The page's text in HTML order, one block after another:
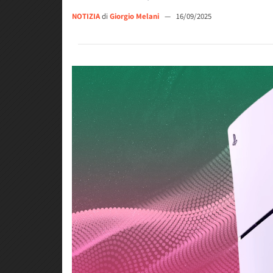
NOTIZIAdi Giorgio Melani — 16/09/2025